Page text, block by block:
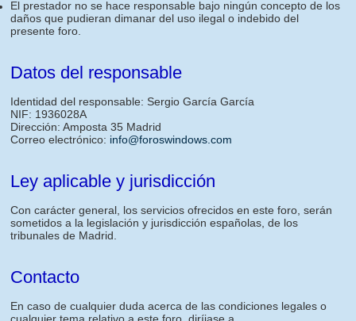
El prestador no se hace responsable bajo ningún concepto de los
daños que pudieran dimanar del uso ilegal o indebido del
presente foro.
Datos del responsable
Identidad del responsable: Sergio García García
NIF: 1936028A
Dirección: Amposta 35 Madrid
Correo electrónico: info@foroswindows.com
Ley aplicable y jurisdicción
Con carácter general, los servicios ofrecidos en este foro, serán
sometidos a la legislación y jurisdicción españolas, de los
tribunales de Madrid.
Contacto
En caso de cualquier duda acerca de las condiciones legales o